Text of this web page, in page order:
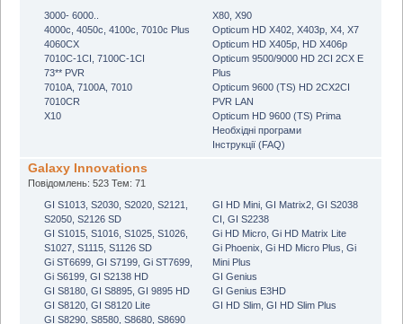
3000- 6000..
4000с, 4050c, 4100c, 7010c Plus
4060CX
7010C-1CI, 7100C-1CI
73** PVR
7010A, 7100A, 7010
7010CR
X10
X80, X90
Opticum HD X402, X403p, X4, X7
Opticum HD X405p, HD X406p
Opticum 9500/9000 HD 2CI 2CX E
Plus
Opticum 9600 (TS) HD 2CX2CI
PVR LAN
Opticum HD 9600 (TS) Prima
Необхідні програми
Інструкції (FAQ)
Galaxy Innovations
Повідомлень: 523 Тем: 71
GI S1013, S2030, S2020, S2121,
S2050, S2126 SD
GI S1015, S1016, S1025, S1026,
S1027, S1115, S1126 SD
Gi ST6699, GI S7199, Gi ST7699,
Gi S6199, GI S2138 HD
GI S8180, GI S8895, GI 9895 HD
GI S8120, GI S8120 Lite
GI S8290, S8580, S8680, S8690
GI HD Mini, GI Matrix2, GI S2038
CI, GI S2238
Gi HD Micro, Gi HD Matrix Lite
Gi Phoenix, Gi HD Micro Plus, Gi
Mini Plus
GI Genius
GI Genius E3HD
GI HD Slim, GI HD Slim Plus